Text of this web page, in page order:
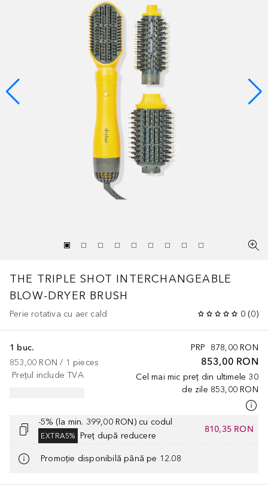
THE TRIPLE SHOT INTERCHANGEABLE
BLOW-DRYER BRUSH
Perie rotativa cu aer cald 0 (0)
PRP 878,00 RON
853,00 RON
Cel mai mic preț din ultimele 30
de zile 853,00 RON
1 buc.
853,00 RON / 1 pieces
Prețul include TVA
-5% (la min. 399,00 RON) cu codul
EXTRA5% Preț după reducere
810,35 RON
Promoție disponibilă până pe 12.08